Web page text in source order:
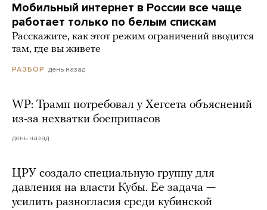
Мобильный интернет в России все чаще
работает только по белым спискам
Расскажите, как этот режим ограничений вводится
там, где вы живете
РАЗБОР день назад
WP: Трамп потребовал у Хегсета объяснений
из-за нехватки боеприпасов
день назад
ЦРУ создало специальную группу для
давления на власти Кубы. Ее задача —
усилить разногласия среди кубинской